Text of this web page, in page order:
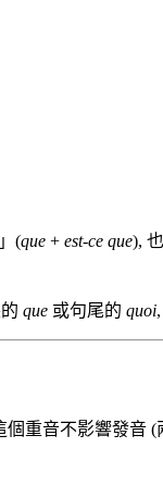
(que + est-ce que),
que 或句尾的 quoi
重音不影響發音 (